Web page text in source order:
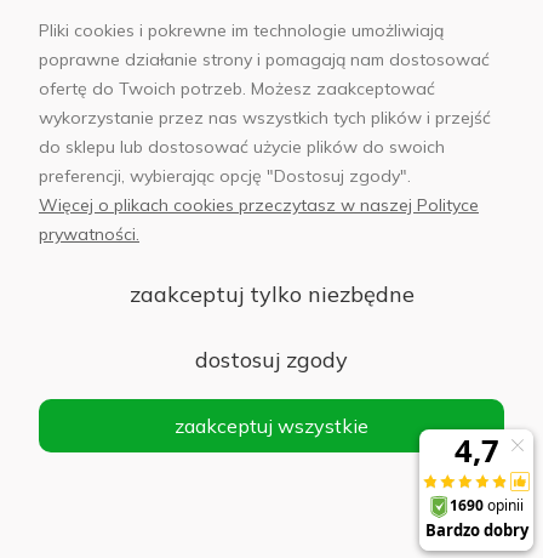
sklep@abfoto.pl
+48 797 971 275
© 2025 Wszelkie prawa zastrzeżone. Serwis własnością:
Sp. z o.o.
Siedziba: 02-486 WARSZAWA, Al. Jerozolimskie 176, NIP
1132646403 KRS nr 0000271999
realizacja imodules
Pliki cookies i pokrewne im technologie umożliwiają
poprawne działanie strony i pomagają nam dostosować
ofertę do Twoich potrzeb. Możesz zaakceptować
wykorzystanie przez nas wszystkich tych plików i przejść
do sklepu lub dostosować użycie plików do swoich
preferencji, wybierając opcję "Dostosuj zgody".
Więcej o plikach cookies przeczytasz w naszej Polityce
prywatności.
zaakceptuj tylko niezbędne
dostosuj zgody
zaakceptuj wszystkie